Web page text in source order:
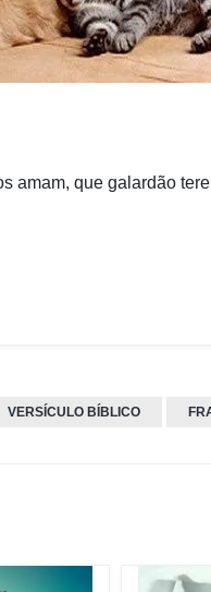
amam, que galardão
VERSÍCULO BÍBLICO